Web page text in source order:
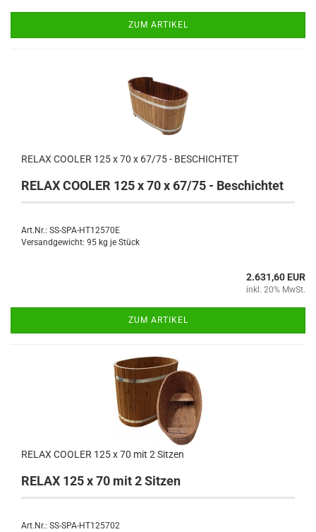
ZUM ARTIKEL
RELAX COOLER 125 x 70 x 67/75 - BESCHICHTET
RELAX COOLER 125 x 70 x 67/75 - Beschichtet
Art.Nr.: SS-SPA-HT12570E
Versandgewicht: 95 kg je Stück
2.631,60 EUR
inkl. 20% MwSt.
ZUM ARTIKEL
RELAX COOLER 125 x 70 mit 2 Sitzen
RELAX 125 x 70 mit 2 Sitzen
Art.Nr.: SS-SPA-HT125702